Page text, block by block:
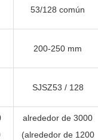
53/128 común
200-250 mm
SJSZ53 / 128
alrededor de 3000
(alrededor de 1200